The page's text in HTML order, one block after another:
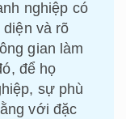
nghiệp có
và rõ
gian làm
để họ
sự phù
với đặc